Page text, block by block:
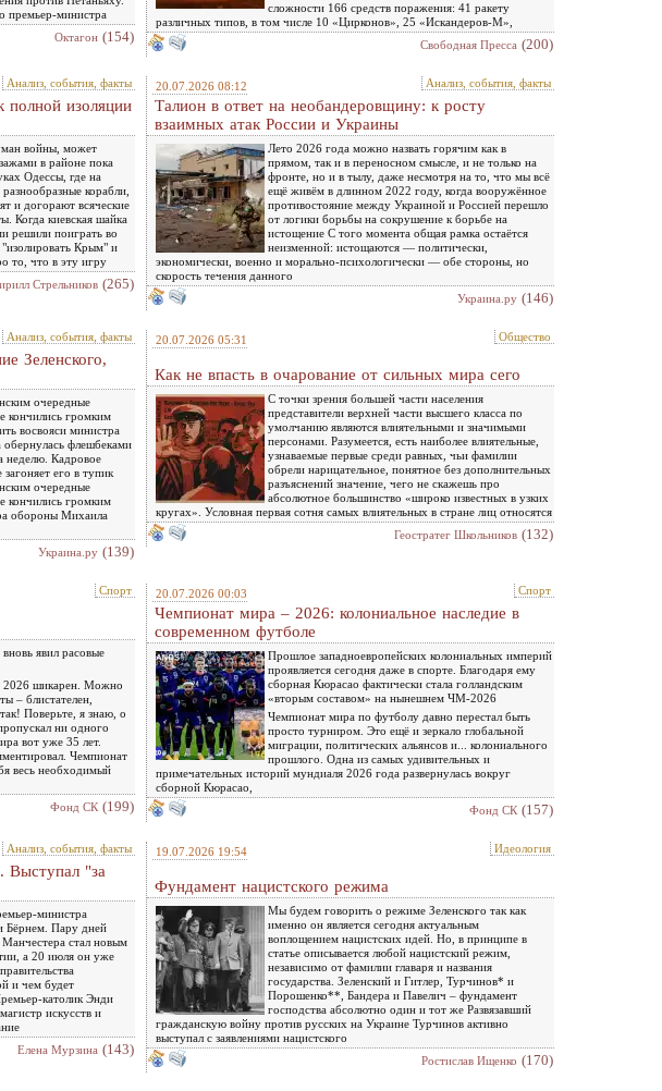
премьер-министра
Октагон (154)
сложности 166 средств поражения: 41 ракету
различных типов, в том числе 10 «Цирконов», 25 «Искандеров-М»,
Свободная Пресса (200)
Анализ, события, факты
полной изоляции
войны, может
в районе пока
Одессы, где на
корабли,
и догорают всяческие
Когда киевская шайка
решили поиграть во
Крым" и
то, что в эту игру
Стрельников (265)
20.07.2026 08:12 Анализ, события, факты
Талион в ответ на необандеровщину: к росту
взаимных атак России и Украины
Лето 2026 года можно назвать горячим как в
прямом, так и в переносном смысле, и не только на
фронте, но и в тылу, даже несмотря на то, что мы всё
ещё живём в длинном 2022 году, когда вооружённое
противостояние между Украиной и Россией перешло
от логики борьбы на сокрушение к борьбе на
истощение С того момента общая рамка остаётся
неизменной: истощаются — политически,
экономически, военно и морально-психологически — обе стороны, но
скорость течения данного
Украина.ру (146)
Анализ, события, факты
Зеленского,
очередные
кончились громким
восвояси министра
флешбеками
неделю. Кадровое
его в тупик
очередные
кончились громким
обороны Михаила
Украина.ру (139)
20.07.2026 05:31 Общество
Как не впасть в очарование от сильных мира сего
С точки зрения большей части населения
представители верхней части высшего класса по
умолчанию являются влиятельными и значимыми
персонами. Разумеется, есть наиболее влиятельные,
узнаваемые первые среди равных, чьи фамилии
обрели нарицательное, понятное без дополнительных
разъяснений значение, чего не скажешь про
абсолютное большинство «широко известных в узких
кругах». Условная первая сотня самых влиятельных в стране лиц относятся
Геостратег Школьников (132)
Спорт
явил расовые
2026 шикарен. Можно
– блистателен,
Поверьте, я знаю, о
ни одного
вот уже 35 лет.
Чемпионат
весь необходимый
Фонд СК (199)
20.07.2026 00:03 Спорт
Чемпионат мира – 2026: колониальное наследие в
современном футболе
Прошлое западноевропейских колониальных империй
проявляется сегодня даже в спорте. Благодаря ему
сборная Кюрасао фактически стала голландским
«вторым составом» на нынешнем ЧМ-2026
Чемпионат мира по футболу давно перестал быть
просто турниром. Это ещё и зеркало глобальной
миграции, политических альянсов и... колониального
прошлого. Одна из самых удивительных и
примечательных историй мундиаля 2026 года развернулась вокруг
сборной Кюрасао,
Фонд СК (157)
Анализ, события, факты
Выступал "за
министра
Бёрнем. Пару дней
стал новым
а 20 июля он уже
и чем будет
католик Энди
искусств и
Елена Мурзина (143)
19.07.2026 19:54 Идеология
Фундамент нацистского режима
Мы будем говорить о режиме Зеленского так как
именно он является сегодня актуальным
воплощением нацистских идей. Но, в принципе в
статье описывается любой нацистский режим,
независимо от фамилии главаря и названия
государства. Зеленский и Гитлер, Турчинов* и
Порошенко**, Бандера и Павелич – фундамент
господства абсолютно один и тот же Развязавший
гражданскую войну против русских на Украине Турчинов активно
выступал с заявлениями нацистского
Ростислав Ищенко (170)